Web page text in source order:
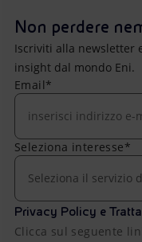
Non perdere
Iscriviti alla newsletter
insight dal mondo Eni.
Email*
Seleziona interesse*
Seleziona il servizio
Privacy Policy e
Clicca sul seguente